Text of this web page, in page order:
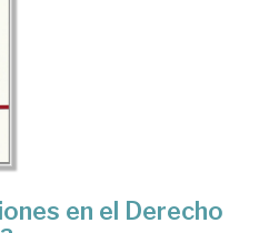
en el Derecho